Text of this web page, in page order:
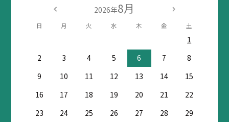
2026年8月
日 月 火 水 木 金 土
1
2
3 4 5 6 7
8
9
10 11 12 13 14
15
16
17 18 19 20 21
22
23
24 25 26 27 28
29